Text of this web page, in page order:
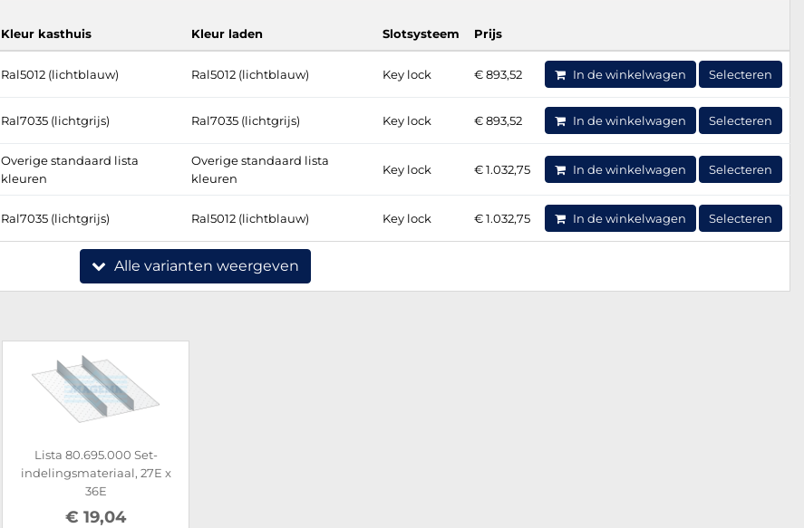
Kleur kasthuis Kleur laden Slotsysteem Prijs
Ral5012 (lichtblauw) Ral5012 (lichtblauw) Key lock € 893,52 In de winkelwagen Selecteren
Ral7035 (lichtgrijs) Ral7035 (lichtgrijs) Key lock € 893,52 In de winkelwagen Selecteren
Overige standaard lista
kleuren
Overige standaard lista
kleuren
Key lock € 1.032,75 In de winkelwagen Selecteren
Ral7035 (lichtgrijs) Ral5012 (lichtblauw) Key lock € 1.032,75 In de winkelwagen Selecteren
Alle varianten weergeven
Lista 80.695.000 Set-
indelingsmateriaal, 27E x
36E
€ 19,04